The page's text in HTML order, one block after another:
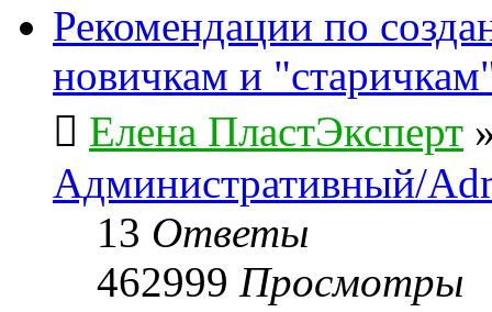
Рекомендации по
новичкам и
Елена ПластЭксперт
Административный/
13 Ответы
462999 Просмотры